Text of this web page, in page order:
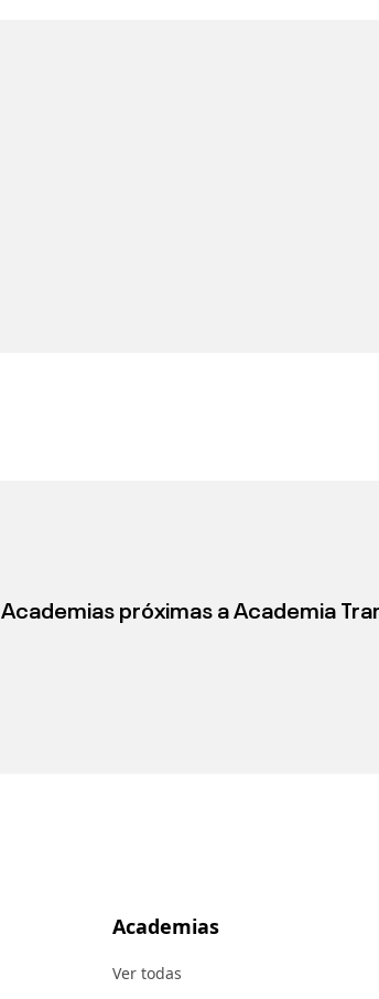
Academias próximas a Academia
Academias
Ver todas